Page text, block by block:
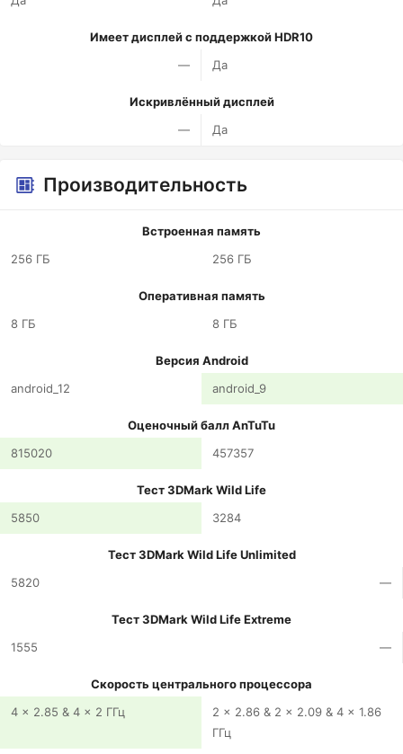
Имеет дисплей с поддержкой HDR10
—
Да
Искривлённый дисплей
—
Да
Производительность
Встроенная память
256 ГБ
256 ГБ
Оперативная память
8 ГБ
8 ГБ
Версия Android
android_12
android_9
Оценочный балл AnTuTu
815020
457357
Тест 3DMark Wild Life
5850
3284
Тест 3DMark Wild Life Unlimited
5820
—
Тест 3DMark Wild Life Extreme
1555
—
Скорость центрального процессора
4 x 2.85 & 4 x 2 ГГц
2 x 2.86 & 2 x 2.09 & 4 x 1.86
ГГц